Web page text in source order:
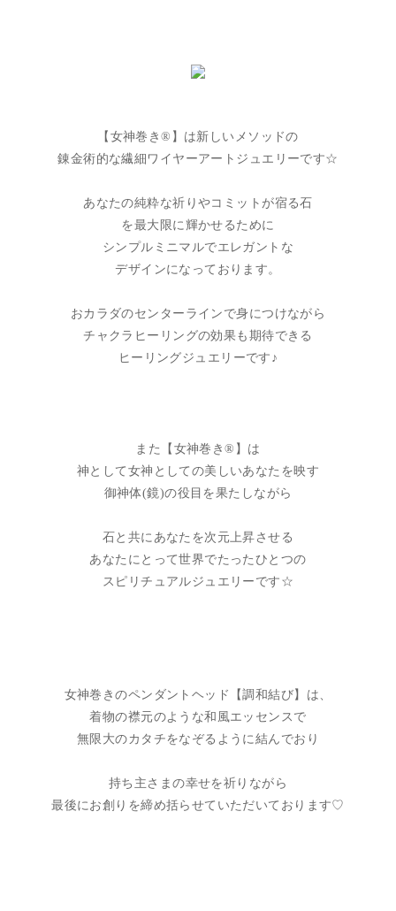
【女神巻き®】は新しいメソッドの
錬金術的な繊細ワイヤーアートジュエリーです☆
あなたの純粋な祈りやコミットが宿る石
を最大限に輝かせるために
シンプルミニマルでエレガントな
デザインになっております。
おカラダのセンターラインで身につけながら
チャクラヒーリングの効果も期待できる
ヒーリングジュエリーです♪
また【女神巻き®】は
神として女神としての美しいあなたを映す
御神体(鏡)の役目を果たしながら
石と共にあなたを次元上昇させる
あなたにとって世界でたったひとつの
スピリチュアルジュエリーです☆
女神巻きのペンダントヘッド【調和結び】は、
着物の襟元のような和風エッセンスで
無限大のカタチをなぞるように結んでおり
持ち主さまの幸せを祈りながら
最後にお創りを締め括らせていただいております♡